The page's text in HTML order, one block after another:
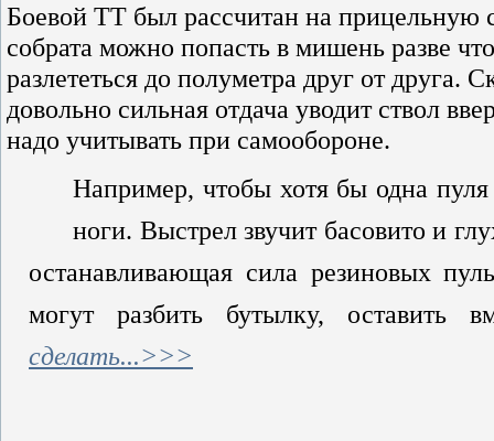
Боевой ТТ был рассчитан на прицельную
собрата можно попасть в мишень разве
разлететься до полуметра друг от друга.
довольно сильная отдача уводит ствол
надо учитывать при самообороне.
Например, чтобы хотя бы одна
ноги. Выстрел звучит басовито и
останавливающая сила резиновых
могут разбить бутылку,
сделать...>>>